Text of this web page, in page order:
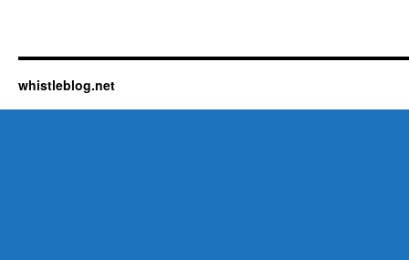
whistleblog.net